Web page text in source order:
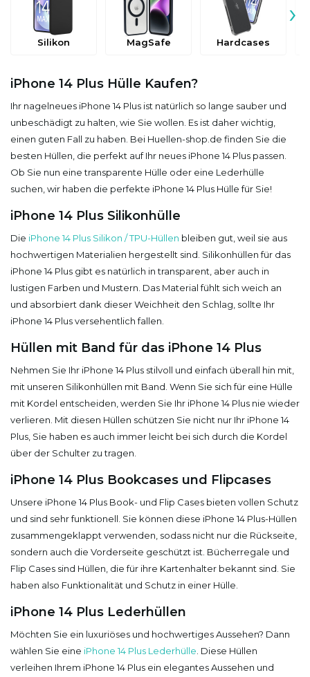
Silikon MagSafe Hardcases
›
iPhone 14 Plus Hülle Kaufen?
Ihr nagelneues iPhone 14 Plus ist natürlich so lange sauber und
unbeschädigt zu halten, wie Sie wollen. Es ist daher wichtig,
einen guten Fall zu haben. Bei Huellen-shop.de finden Sie die
besten Hüllen, die perfekt auf Ihr neues iPhone 14 Plus passen.
Ob Sie nun eine transparente Hülle oder eine Lederhülle
suchen, wir haben die perfekte iPhone 14 Plus Hülle für Sie!
iPhone 14 Plus Silikonhülle
Die iPhone 14 Plus Silikon / TPU-Hüllen bleiben gut, weil sie aus
hochwertigen Materialien hergestellt sind. Silikonhüllen für das
iPhone 14 Plus gibt es natürlich in transparent, aber auch in
lustigen Farben und Mustern. Das Material fühlt sich weich an
und absorbiert dank dieser Weichheit den Schlag, sollte Ihr
iPhone 14 Plus versehentlich fallen.
Hüllen mit Band für das iPhone 14 Plus
Nehmen Sie Ihr iPhone 14 Plus stilvoll und einfach überall hin mit,
mit unseren Silikonhüllen mit Band. Wenn Sie sich für eine Hülle
mit Kordel entscheiden, werden Sie Ihr iPhone 14 Plus nie wieder
verlieren. Mit diesen Hüllen schützen Sie nicht nur Ihr iPhone 14
Plus, Sie haben es auch immer leicht bei sich durch die Kordel
über der Schulter zu tragen.
iPhone 14 Plus Bookcases und Flipcases
Unsere iPhone 14 Plus Book- und Flip Cases bieten vollen Schutz
und sind sehr funktionell. Sie können diese iPhone 14 Plus-Hüllen
zusammengeklappt verwenden, sodass nicht nur die Rückseite,
sondern auch die Vorderseite geschützt ist. Bücherregale und
Flip Cases sind Hüllen, die für ihre Kartenhalter bekannt sind. Sie
haben also Funktionalität und Schutz in einer Hülle.
iPhone 14 Plus Lederhüllen
Möchten Sie ein luxuriöses und hochwertiges Aussehen? Dann
wählen Sie eine iPhone 14 Plus Lederhülle . Diese Hüllen
verleihen Ihrem iPhone 14 Plus ein elegantes Aussehen und